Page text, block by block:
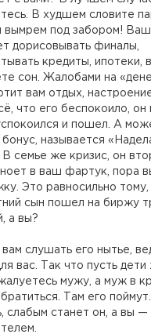
В худшем словите
вымрем под забором!
дорисовывать финалы,
кредиты, ипотеки,
сон. Жалобами на
вам отдых,
что его беспокоило, он
и пошел. А
бонус, называется
семье же кризис, он
в ваш фартук, пора
Это равносильно
сын пошел на биржу
а вы?
слушать его нытье,
вас. Так что пусть
мужу, а муж в
Там его
слабым станет он, а вы —